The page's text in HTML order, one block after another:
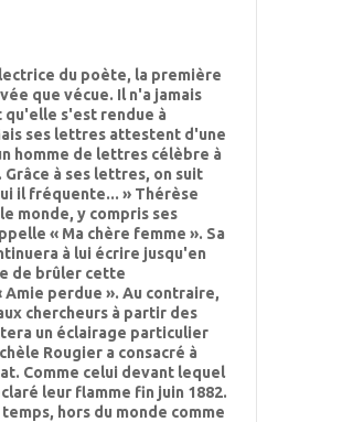
du poète, la première
que vécue. Il n'a jamais
qu'elle s'est rendue à
ses lettres attestent d'une
homme de lettres célèbre à
à ses lettres, on suit
il fréquente... » Thérèse
monde, y compris ses
« Ma chère femme ». Sa
à lui écrire jusqu'en
de brûler cette
perdue ». Au contraire,
chercheurs à partir des
un éclairage particulier
Rougier a consacré à
Comme celui devant lequel
leur flamme fin juin 1882.
hors du monde comme